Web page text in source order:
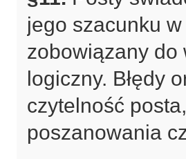
jego szacunku
zobowiązany do
logiczny. Błędy
czytelność
poszanowania